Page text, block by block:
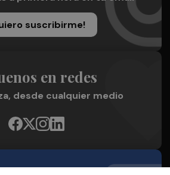
suscribirme!
en redes
desde cualquier medio